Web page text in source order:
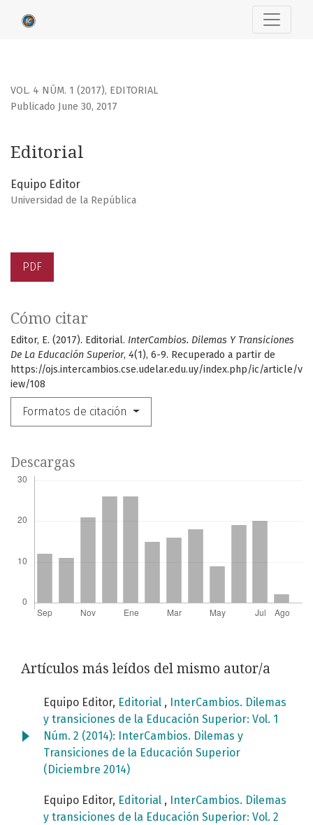
VOL. 4 NÚM. 1 (2017), EDITORIAL
Editorial
Publicado June 30, 2017
Equipo Editor
Universidad de la República
PDF
Cómo citar
Editor, E. (2017). Editorial. InterCambios. Dilemas Y Transiciones
De La Educación Superior, 4(1), 6-9. Recuperado a partir de
https://ojs.intercambios.cse.udelar.edu.uy/index.php/ic/article/v
iew/108
Formatos de citación
Descargas
Artículos más leídos del mismo autor/a
Equipo Editor, Editorial ,
InterCambios. Dilemas
y transiciones de la Educación Superior: Vol. 1
Núm. 2 (2014): InterCambios. Dilemas y
Transiciones de la Educación Superior
(Diciembre 2014)
Equipo Editor, Editorial ,
InterCambios. Dilemas
y transiciones de la Educación Superior: Vol. 2